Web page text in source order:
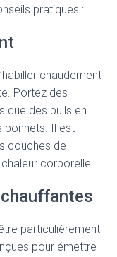
pratiques :
chaudement
Portez des
que des pulls en
bonnets. Il est
couches de
corporelle.
particulièrement
pour émettre